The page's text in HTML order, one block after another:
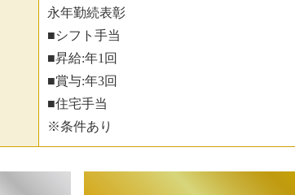
永年勤続表彰
■シフト手当
■昇給:年1回
■賞与:年3回
■住宅手当
※条件あり